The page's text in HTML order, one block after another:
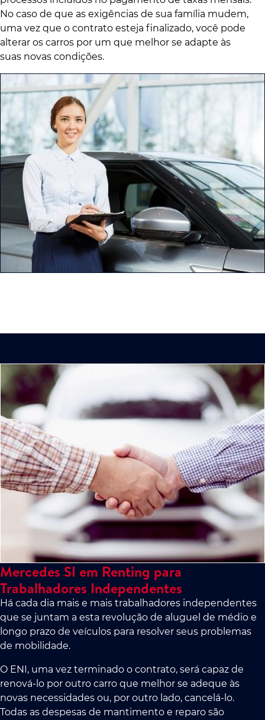
No caso de que as exigências de sua família mudem,
uma vez que o contrato esteja finalizado, você pode
alterar os carros por um que melhor se adapte às
suas novas condições.
Mercedes SI em Renting para
Trabalhadores Independentes
Há cada dia mais e mais trabalhadores independentes
que se juntam a esta revolução de aluguel de médio e
longo prazo de veículos para resolver seus problemas
de mobilidade.
O ENI, uma vez terminado o contrato, será capaz de
renová-lo por outro carro que melhor se adeque às
novas necessidades ou, por outro lado, cancelá-lo.
Todas as despesas de mantimento e reparo são